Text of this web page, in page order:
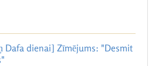
Dafa dienai] Zīmējums: "Desmit